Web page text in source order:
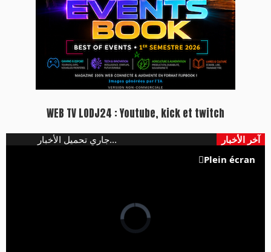
WEB TV LODJ24 : Youtube, kick et twitch
Plein écran